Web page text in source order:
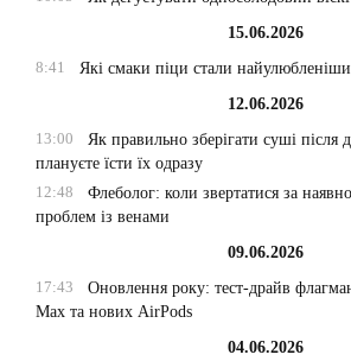
15.06.2026
8:41
Які смаки піци стали
12.06.2026
13:00
Як правильно зберігати суші після
плануєте їсти їх одразу
12:48
Флеболог: коли звертатися за
проблем із венами
09.06.2026
17:43
Оновлення року: тест-драйв
Max та нових AirPods
04.06.2026